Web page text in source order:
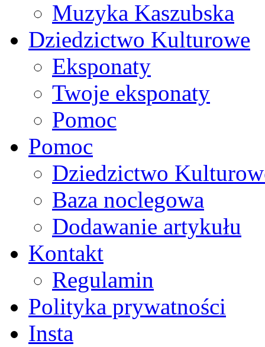
Muzyka Kaszubska
Dziedzictwo Kulturowe
Eksponaty
Twoje eksponaty
Pomoc
Pomoc
Dziedzictwo
Baza noclegowa
Dodawanie artykułu
Kontakt
Regulamin
Polityka prywatności
Insta